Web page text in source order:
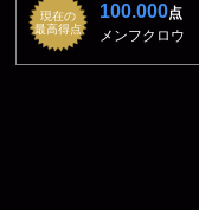
現在の
最高得点
100.000点
メンフクロウ